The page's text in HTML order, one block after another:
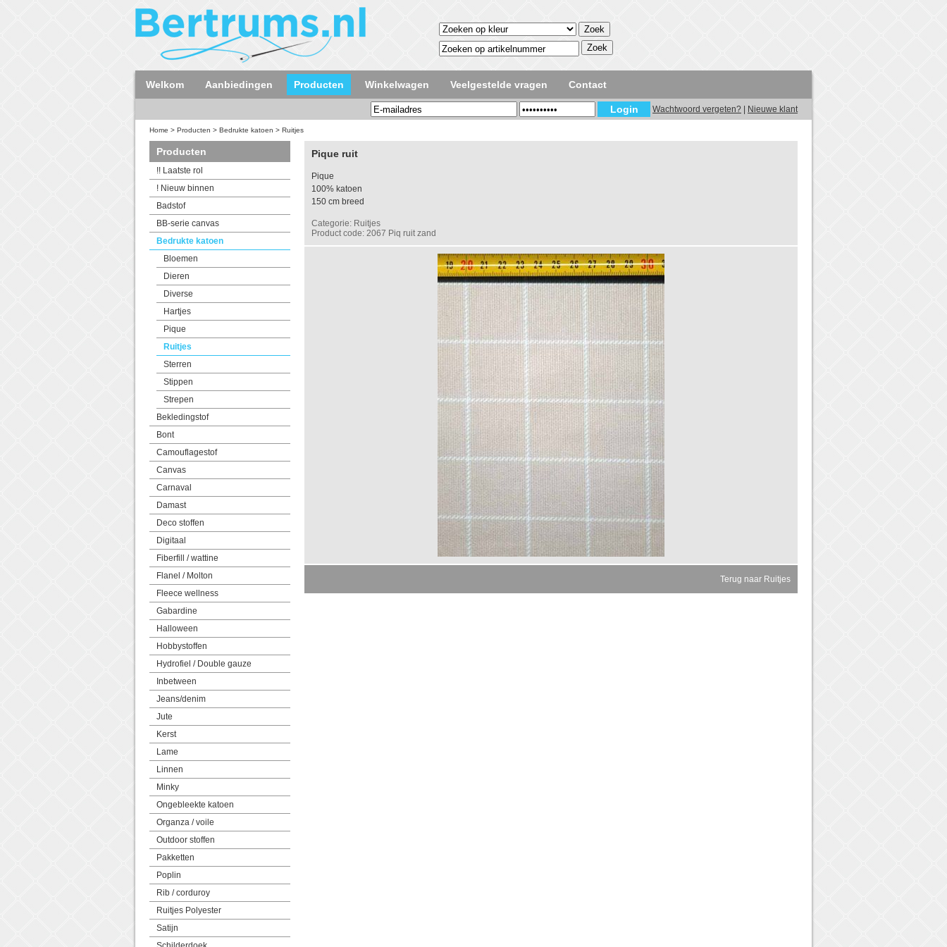
Welkom Aanbiedingen Producten Winkelwagen Veelgestelde vragen Contact
Wachtwoord vergeten? Nieuwe klant
Home > Producten > Bedrukte katoen > Ruitjes
Producten
!! Laatste rol
! Nieuw binnen
Badstof
BB-serie canvas
Bedrukte katoen
Bloemen
Dieren
Diverse
Hartjes
Pique
Ruitjes
Sterren
Stippen
Strepen
Bekledingstof
Bont
Camouflagestof
Canvas
Carnaval
Damast
Deco stoffen
Digitaal
Fiberfill / wattine
Flanel / Molton
Fleece wellness
Gabardine
Halloween
Hobbystoffen
Hydrofiel / Double gauze
Inbetween
Jeans/denim
Jute
Kerst
Lame
Linnen
Minky
Ongebleekte katoen
Organza / voile
Outdoor stoffen
Pakketten
Poplin
Rib / corduroy
Ruitjes Polyester
Satijn
Pique ruit
Pique
100% katoen
150 cm breed
Categorie: Ruitjes
Product code: 2067 Piq ruit zand
Terug naar Ruitjes